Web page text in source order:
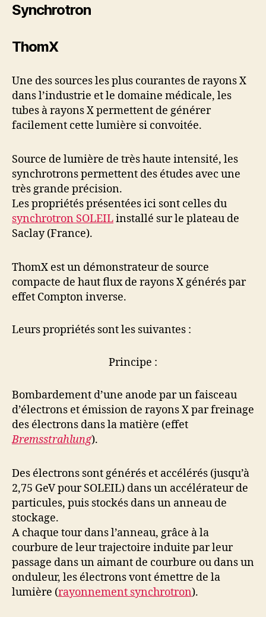
Synchrotron
ThomX
Une des sources les plus courantes de rayons X
dans l’industrie et le domaine médicale, les
tubes à rayons X permettent de générer
facilement cette lumière si convoitée.
Source de lumière de très haute intensité, les
synchrotrons permettent des études avec une
très grande précision.
Les propriétés présentées ici sont celles du
synchrotron SOLEILinstallé sur le plateau de
Saclay (France).
ThomX est un démonstrateur de source
compacte de haut flux de rayons X générés par
effet Compton inverse.
Leurs propriétés sont les suivantes :
Principe :
Bombardement d’une anode par un faisceau
d’électrons et émission de rayons X par freinage
des électrons dans la matière (effet
Bremsstrahlung).
Des électrons sont générés et accélérés (jusqu’à
2,75 GeV pour SOLEIL) dans un accélérateur de
particules, puis stockés dans un anneau de
stockage.
A chaque tour dans l’anneau, grâce à la
courbure de leur trajectoire induite par leur
passage dans un aimant de courbure ou dans un
onduleur, les électrons vont émettre de la
lumière (rayonnement synchrotron).